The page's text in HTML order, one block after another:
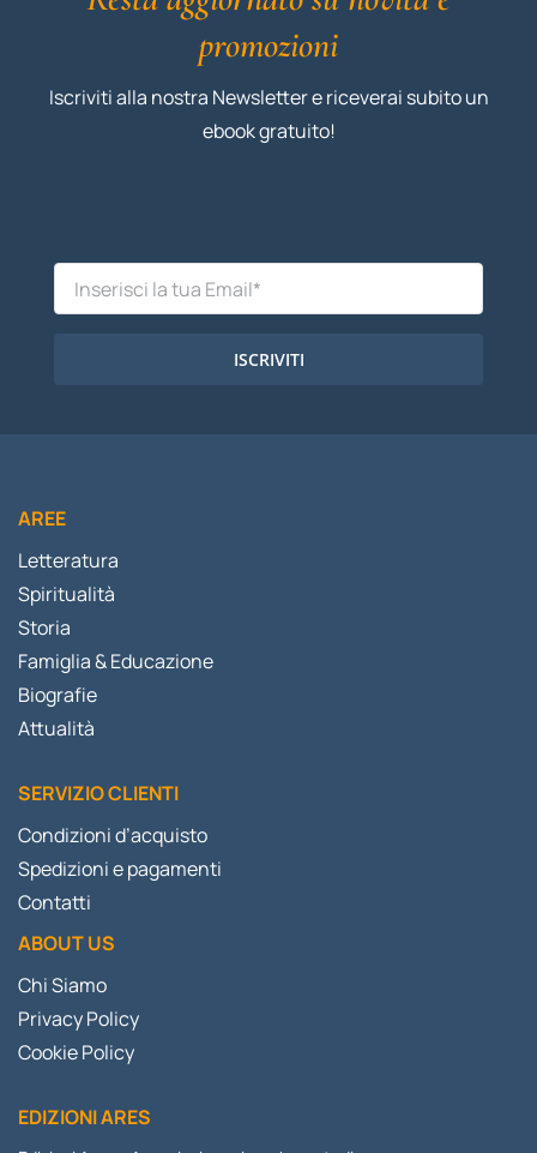
promozioni
Iscriviti alla nostra Newsletter e riceverai subito un
ebook gratuito!
ISCRIVITI
AREE
Letteratura
Spiritualità
Storia
Famiglia & Educazione
Biografie
Attualità
SERVIZIO CLIENTI
Condizioni d’acquisto
Spedizioni e pagamenti
Contatti
ABOUT US
Chi Siamo
Privacy Policy
Cookie Policy
EDIZIONI ARES